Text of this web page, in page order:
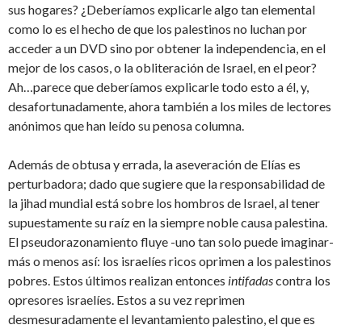
sus hogares? ¿Deberíamos explicarle algo tan elemental
como lo es el hecho de que los palestinos no luchan por
acceder a un DVD sino por obtener la independencia, en el
mejor de los casos, o la obliteración de Israel, en el peor?
Ah…parece que deberíamos explicarle todo esto a él, y,
desafortunadamente, ahora también a los miles de lectores
anónimos que han leído su penosa columna.
Además de obtusa y errada, la aseveración de Elías es
perturbadora; dado que sugiere que la responsabilidad de
la jihad mundial está sobre los hombros de Israel, al tener
supuestamente su raíz en la siempre noble causa palestina.
El pseudorazonamiento fluye -uno tan solo puede imaginar-
más o menos así: los israelíes ricos oprimen a los palestinos
pobres. Estos últimos realizan entonces intifadascontra los
opresores israelíes. Estos a su vez reprimen
desmesuradamente el levantamiento palestino, el que es